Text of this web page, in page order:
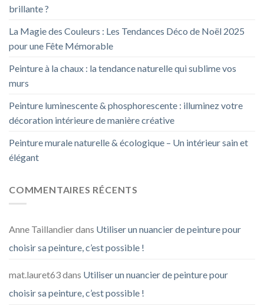
brillante ?
La Magie des Couleurs : Les Tendances Déco de Noël 2025
pour une Fête Mémorable
Peinture à la chaux : la tendance naturelle qui sublime vos
murs
Peinture luminescente & phosphorescente : illuminez votre
décoration intérieure de manière créative
Peinture murale naturelle & écologique – Un intérieur sain et
élégant
COMMENTAIRES RÉCENTS
Anne Taillandierdans Utiliser un nuancier de peinture pour
choisir sa peinture, c’est possible !
mat.lauret63dans Utiliser un nuancier de peinture pour
choisir sa peinture, c’est possible !